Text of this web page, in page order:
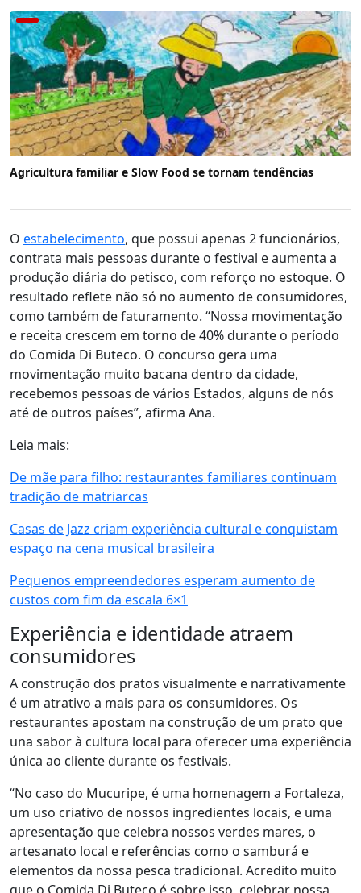
Agricultura familiar e Slow Food se tornam tendências
O estabelecimento, que possui apenas 2 funcionários,
contrata mais pessoas durante o festival e aumenta a
produção diária do petisco, com reforço no estoque. O
resultado reflete não só no aumento de consumidores,
como também de faturamento. “Nossa movimentação
e receita crescem em torno de 40% durante o período
do Comida Di Buteco. O concurso gera uma
movimentação muito bacana dentro da cidade,
recebemos pessoas de vários Estados, alguns de nós
até de outros países”, afirma Ana.
Leia mais:
De mãe para filho: restaurantes familiares continuam
tradição de matriarcas
Casas de Jazz criam experiência cultural e conquistam
espaço na cena musical brasileira
Pequenos empreendedores esperam aumento de
custos com fim da escala 6×1
Experiência e identidade atraem
consumidores
A construção dos pratos visualmente e narrativamente
é um atrativo a mais para os consumidores. Os
restaurantes apostam na construção de um prato que
una sabor à cultura local para oferecer uma experiência
única ao cliente durante os festivais.
“No caso do Mucuripe, é uma homenagem a Fortaleza,
um uso criativo de nossos ingredientes locais, e uma
apresentação que celebra nossos verdes mares, o
artesanato local e referências como o samburá e
elementos da nossa pesca tradicional. Acredito muito